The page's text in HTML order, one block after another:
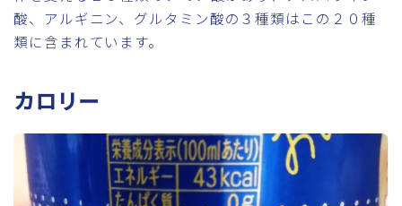
酸、アルギニン、グルタミン酸の３種類はこの２０種
類に含まれています。
カロリー